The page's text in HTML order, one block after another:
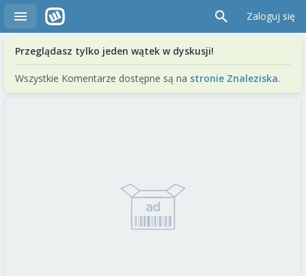
Zaloguj się
Przeglądasz tylko jeden wątek w dyskusji!
Wszystkie Komentarze dostępne są na stronie Znaleziska.